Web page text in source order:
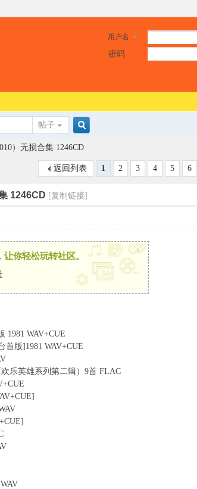
用户名
密码
帖子
搜
索
）无损合集 1246CD
1 2 3 4 5 6
返回列表
1246CD [复制链接]
你轻松玩转社区。
x
1981 WAV+CUE
首版]1981 WAV+CUE
欢乐英雄系列第二辑）9首 FLAC